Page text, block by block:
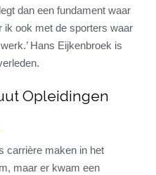
dan een fundament waar
ik ook met de sporters waar
Hans Eijkenbroek is
Opleidingen
carrière maken in het
maar er kwam een